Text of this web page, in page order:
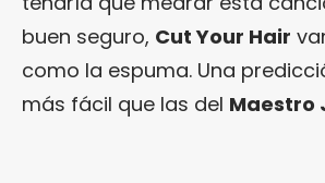
buen seguro, Cut Your Hair
como la espuma. Una
más fácil que las del Maestro